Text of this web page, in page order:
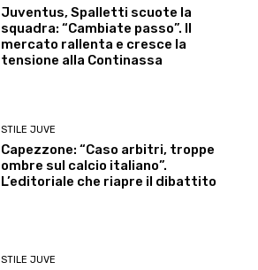
Juventus, Spalletti scuote la
squadra: “Cambiate passo”. Il
mercato rallenta e cresce la
tensione alla Continassa
STILE JUVE
Capezzone: “Caso arbitri, troppe
ombre sul calcio italiano”.
L’editoriale che riapre il dibattito
STILE JUVE